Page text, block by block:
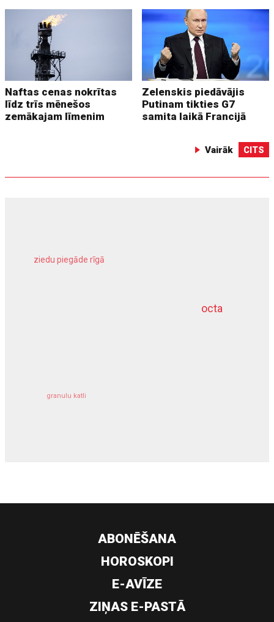
Naftas cenas nokrītas
līdz trīs mēnešos
zemākajam līmenim
Zelenskis piedāvājis
Putinam tikties G7
samita laikā Francijā
Vairāk CITS
octa
ziedu piegāde rīgā
granulu katli
dziļurbums
ABONĒŠANA
HOROSKOPI
E-AVĪZE
ZIŅAS E-PASTĀ